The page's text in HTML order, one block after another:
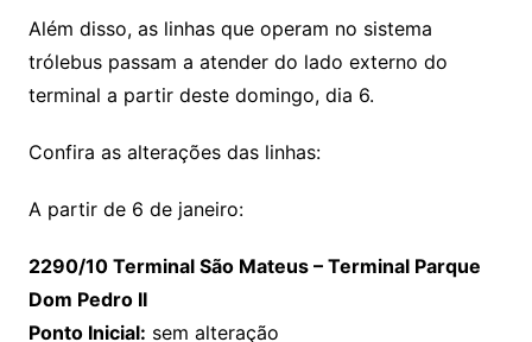
Além disso, as linhas que operam no sistema
trólebus passam a atender do lado externo do
terminal a partir deste domingo, dia 6.
Confira as alterações das linhas:
A partir de 6 de janeiro:
2290/10 Terminal São Mateus – Terminal Parque
Dom Pedro II
Ponto Inicial: sem alteração